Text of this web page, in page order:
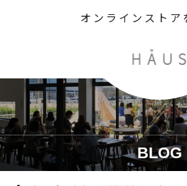
オンラインストア
BLOG